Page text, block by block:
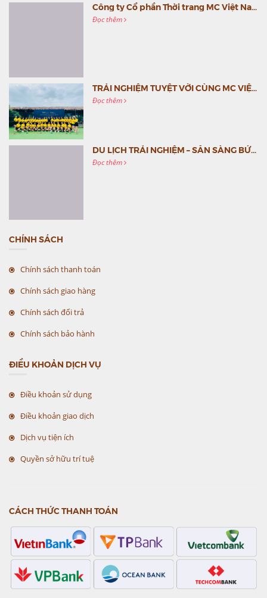
Công ty Cổ phần Thời trang MC Việt Nam (MC Fashion) tổ chức Gala mừng sinh nhật lần thứ 9
Đọc thêm
TRẢI NGHIỆM TUYỆT VỜI CÙNG MC VIỆT NAM
Đọc thêm
DU LỊCH TRẢI NGHIỆM – SẴN SÀNG BỨT PHÁ CÙNG MC VIỆT NAM
Đọc thêm
CHÍNH SÁCH
Chính sách thanh toán
Chính sách giao hàng
Chính sách đổi trả
Chính sách bảo hành
ĐIỀU KHOẢN DỊCH VỤ
Điều khoản sử dụng
Điều khoản giao dịch
Dịch vụ tiện ích
Quyền sở hữu trí tuệ
CÁCH THỨC THANH TOÁN